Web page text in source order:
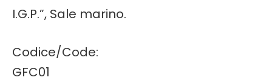
I.G.P.”, Sale marino.
Codice/Code:
GFC01